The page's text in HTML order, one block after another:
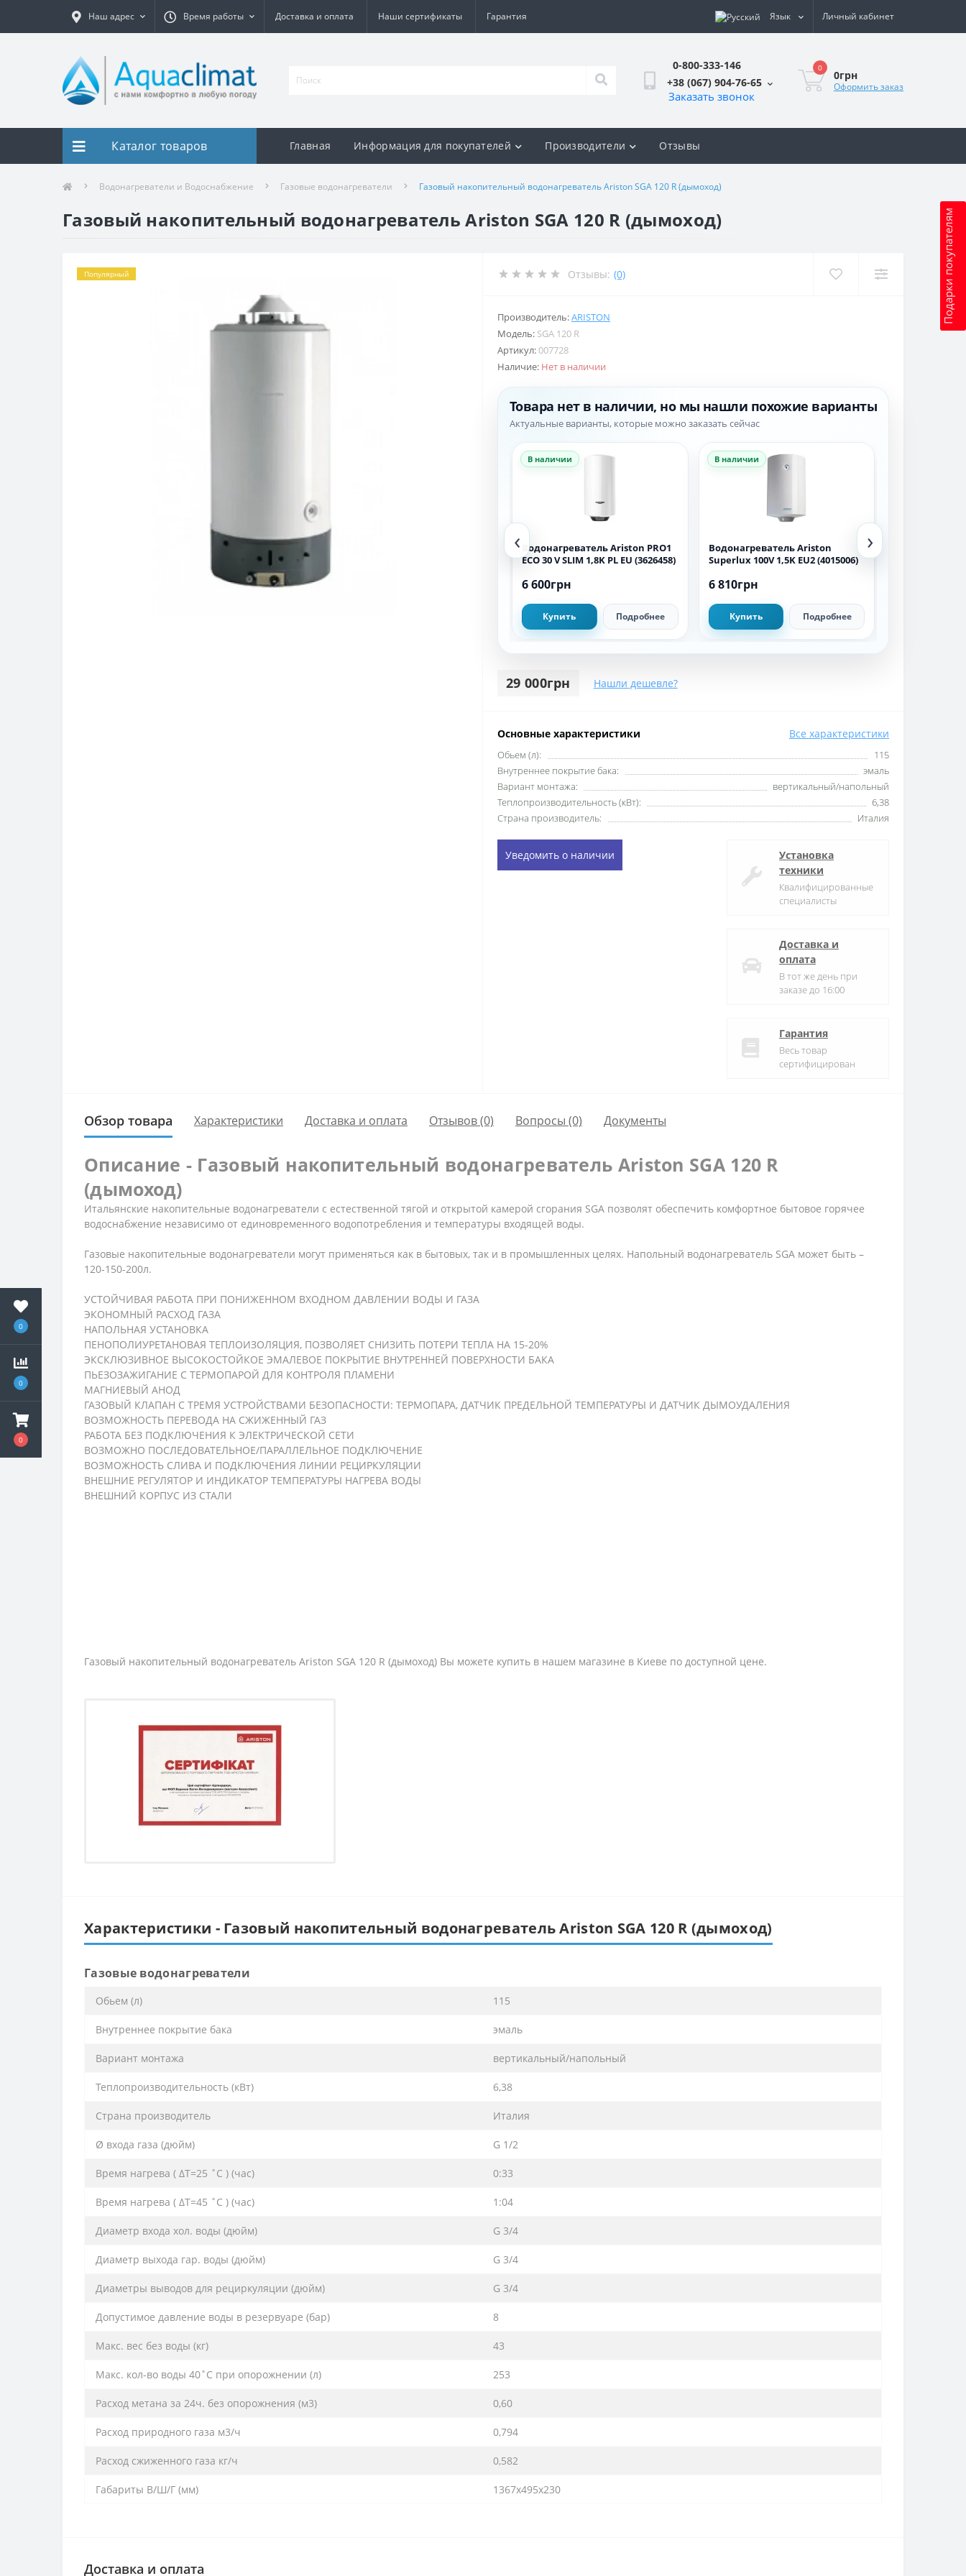
0
0
0
Наш адрес Время работы Доставка и оплата Наши сертификаты Гарантия Язык Личный кабинет
0-800-333-146
+38 (067) 904-76-65
Заказать звонок
0
0грн
Оформить заказ
Подарки покупателям
Каталог товаров Главная Информация для покупателей Производители Отзывы
Водонагреватели и Водоснабжение Газовые водонагреватели Газовый накопительный водонагреватель Ariston SGA 120 R (дымоход)
Газовый накопительный водонагреватель Ariston SGA 120 R (дымоход)
Популярный Отзывы: (0)
Производитель:ARISTON
Модель: SGA 120 R
Артикул:007728
Наличие: Нет в наличии
Товара нет в наличии, но мы нашли похожие варианты
Актуальные варианты, которые можно заказать сейчас
‹
Водонагреватель косвенного
нагрева Ariston BCH CD1 120 ARI
В наличии
Водонагреватель Ariston PRO1
ECO 30 V SLIM 1,8K PL EU (3626458)
6 600грн
Купить Подробнее
В наличии
Водонагреватель Ariston
Superlux 100V 1,5K EU2 (4015006)
6 810грн
Купить Подробнее
›
29 000грн Нашли дешевле?
Основные характеристики Все характеристики
Обьем (л):
115
Внутреннее покрытие бака:
эмаль
Вариант монтажа:
вертикальный/напольный
Теплопроизводительность (кВт):
6,38
Страна производитель:
Италия
Уведомить о наличии
Установка
техники
Квалифицированные
специалисты
Доставка и
оплата
В тот же день при
заказе до 16:00
Гарантия
Весь товар
сертифицирован
Обзор товара Характеристики Доставка и оплата Отзывов (0) Вопросы (0) Документы
Описание - Газовый накопительный водонагреватель Ariston SGA 120 R
(дымоход)
Итальянские накопительные водонагреватели с естественной тягой и открытой камерой сгорания SGA позволят обеспечить комфортное бытовое горячее
водоснабжение независимо от единовременного водопотребления и температуры входящей воды.
Газовые накопительные водонагреватели могут применяться как в бытовых, так и в промышленных целях. Напольный водонагреватель SGA может быть –
120-150-200л.
УСТОЙЧИВАЯ РАБОТА ПРИ ПОНИЖЕННОМ ВХОДНОМ ДАВЛЕНИИ ВОДЫ И ГАЗА
ЭКОНОМНЫЙ РАСХОД ГАЗА
НАПОЛЬНАЯ УСТАНОВКА
ПЕНОПОЛИУРЕТАНОВАЯ ТЕПЛОИЗОЛЯЦИЯ, ПОЗВОЛЯЕТ СНИЗИТЬ ПОТЕРИ ТЕПЛА НА 15-20%
ЭКСКЛЮЗИВНОЕ ВЫСОКОСТОЙКОЕ ЭМАЛЕВОЕ ПОКРЫТИЕ ВНУТРЕННЕЙ ПОВЕРХНОСТИ БАКА
ПЬЕЗОЗАЖИГАНИЕ С ТЕРМОПАРОЙ ДЛЯ КОНТРОЛЯ ПЛАМЕНИ
МАГНИЕВЫЙ АНОД
ГАЗОВЫЙ КЛАПАН С ТРЕМЯ УСТРОЙСТВАМИ БЕЗОПАСНОСТИ: ТЕРМОПАРА, ДАТЧИК ПРЕДЕЛЬНОЙ ТЕМПЕРАТУРЫ И ДАТЧИК ДЫМОУДАЛЕНИЯ
ВОЗМОЖНОСТЬ ПЕРЕВОДА НА СЖИЖЕННЫЙ ГАЗ
РАБОТА БЕЗ ПОДКЛЮЧЕНИЯ К ЭЛЕКТРИЧЕСКОЙ СЕТИ
ВОЗМОЖНО ПОСЛЕДОВАТЕЛЬНОЕ/ПАРАЛЛЕЛЬНОЕ ПОДКЛЮЧЕНИЕ
ВОЗМОЖНОСТЬ СЛИВА И ПОДКЛЮЧЕНИЯ ЛИНИИ РЕЦИРКУЛЯЦИИ
ВНЕШНИЕ РЕГУЛЯТОР И ИНДИКАТОР ТЕМПЕРАТУРЫ НАГРЕВА ВОДЫ
ВНЕШНИЙ КОРПУС ИЗ СТАЛИ
Газовый накопительный водонагреватель Ariston SGA 120 R (дымоход) Вы можете купить в нашем магазине в Киеве по доступной цене.
Характеристики - Газовый накопительный водонагреватель Ariston SGA 120 R (дымоход)
Газовые водонагреватели
Обьем (л) 115
Внутреннее покрытие бака эмаль
Вариант монтажа вертикальный/напольный
Теплопроизводительность (кВт) 6,38
Страна производитель Италия
Ø входа газа (дюйм) G 1/2
Время нагрева ( ΔТ=25 ˚С ) (час) 0:33
Время нагрева ( ΔТ=45 ˚С ) (час) 1:04
Диаметр входа хол. воды (дюйм) G 3/4
Диаметр выхода гар. воды (дюйм) G 3/4
Диаметры выводов для рециркуляции (дюйм) G 3/4
Допустимое давление воды в резервуаре (бар) 8
Макс. вес без воды (кг) 43
Макс. кол-во воды 40˚С при опорожнении (л) 253
Расход метана за 24ч. без опорожнения (м3) 0,60
Расход природного газа м3/ч 0,794
Расход сжиженного газа кг/ч 0,582
Габариты В/Ш/Г (мм) 1367х495х230
Доставка и оплата